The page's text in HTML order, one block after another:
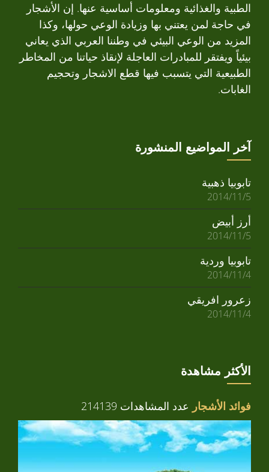
الطبية والغذائية ومعلومات أساسية عنها. إن الأشجار
في حاجة لمن يعتني بها وزيادة الوعي حولها، وكذا
المزيد من الوعي البيئي في وطننا العربي الذي يعاني
بيئياً ويفتقر للمبادرات العاجلة لإنقاذ حياتنا من المخاطر
الطبيعية التي يتسبب فيها قطع الاشجار وتحجيم
الغابات.
آخر المواضيع المنشورة
تابوبيا ذهبية
2014/11/5
أرز أبيض
2014/11/5
تابوبيا وردية
2014/11/4
زعرور افريقي
2014/11/4
الأكثر مشاهدة
فوائد الأشجار عدد المشاهدات 214139